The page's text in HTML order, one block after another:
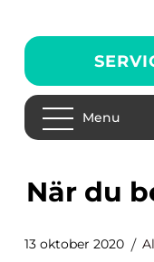
Menu
När du
13 oktober 2020